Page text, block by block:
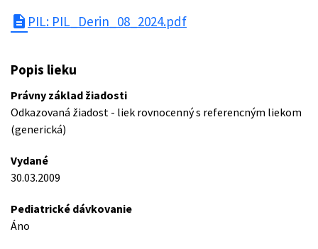
description PIL: PIL_Derin_08_2024.pdf
Popis lieku
Právny základ žiadosti
Odkazovaná žiadost - liek rovnocenný s referencným liekom
(generická)
Vydané
30.03.2009
Pediatrické dávkovanie
Áno